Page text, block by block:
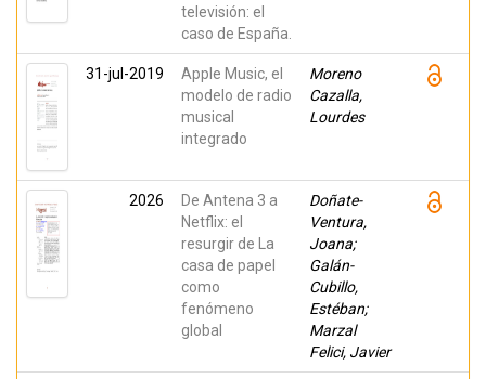
televisión: el
caso de España.
31-jul-2019
Apple Music, el
modelo de radio
musical
integrado
Moreno
Cazalla,
Lourdes
2026
De Antena 3 a
Netflix: el
resurgir de La
casa de papel
como
fenómeno
global
Doñate-
Ventura,
Joana;
Galán-
Cubillo,
Estéban;
Marzal
Felici, Javier